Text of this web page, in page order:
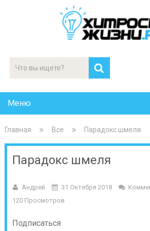
Меню
Главная Все Парадокс шмеля
Парадокс шмеля
Андрей 31 Октября 2018
120 Просмотров
Подписаться